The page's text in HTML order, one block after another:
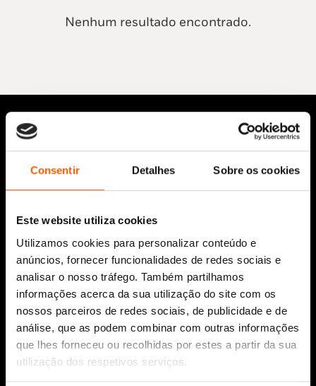
Consentir Detalhes Sobre os cookies
Este website utiliza cookies
Utilizamos cookies para personalizar conteúdo e
anúncios, fornecer funcionalidades de redes sociais e
analisar o nosso tráfego. Também partilhamos
informações acerca da sua utilização do site com os
nossos parceiros de redes sociais, de publicidade e de
análise, que as podem combinar com outras informações
que lhes forneceu ou recolhidas por estes a partir da sua
utilização dos respetivos serviços.
Nenhum resultado encontrado.
Siga-nos:
Aviso Legal
Política de Cookies
Política de segurança e privacidade
Ajuda, Termos e Condições